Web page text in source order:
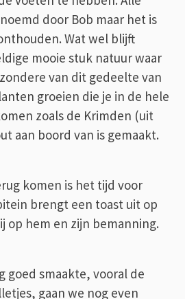
door Bob maar het is
Wat wel blijft
mooie stuk natuur waar
van dit gedeelte van
groeien die je in de hele
zoals de Krimden (uit
aan boord van is gemaakt.
komen is het tijd voor
brengt een toast uit op
op hem en zijn bemanning.
goed smaakte, vooral de
gaan we nog even